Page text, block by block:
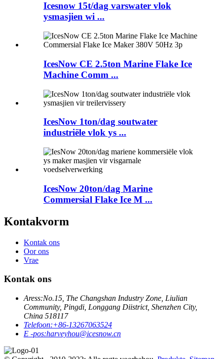
Icesnow 15t/dag varswater vlok
ysmasjien wi ...
IcesNow CE 2.5ton Marine Flake Ice
Machine Comm ...
IcesNow 1ton/dag soutwater
industriële vlok ys ...
IcesNow 20ton/dag Marine
Commersial Flake Ice M ...
Kontakvorm
Kontak ons
Oor ons
Vrae
Kontak ons
Aress:No.15, The Changshan Industry Zone, Liulian
Community, Pingdi, Longgang Diistrict, Shenzhen City,
China 518117
Telefoon:+86-13267063524
E -pos:harveyhou@icesnow.cn